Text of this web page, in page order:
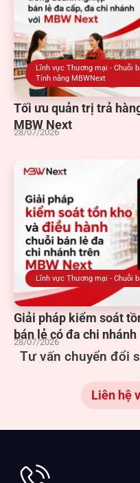
Lĩnh vực Thương mại - Chuỗi
Tính năng MBWNext
Tối ưu quản trị trả
MBW Next
28/07/2026
Lĩnh vực Thương mại - Chuỗi
Giải pháp kiểm soát
bán lẻ có đa chi nhánh
28/07/2026
Tư vấn chuyển đổi
Liên hệ